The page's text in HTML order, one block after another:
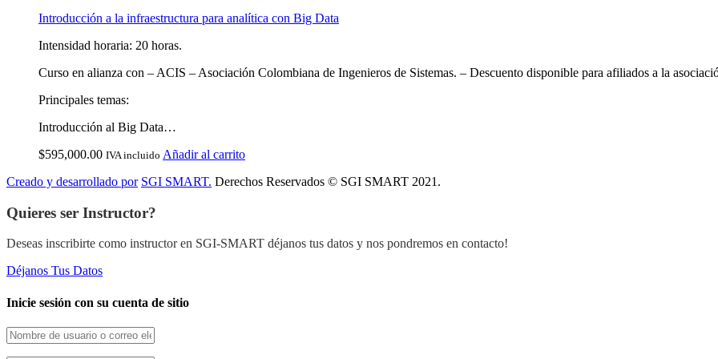
Introducción a la infraestructura para analítica con Big Data
Intensidad horaria: 20 horas.
Curso en alianza con – ACIS – Asociación Colombiana de Ingenieros de Sistemas. – Descuento disponible para afiliados a la
Principales temas:
Introducción al Big Data…
$595,000.00 IVA incluido Añadir al carrito
Creado y desarrollado por SGI SMART. Derechos Reservados © SGI SMART 2021.
Quieres ser Instructor?
Deseas inscribirte como instructor en SGI-SMART déjanos tus datos y nos pondremos en contacto!
Déjanos Tus Datos
Inicie sesión con su cuenta de sitio